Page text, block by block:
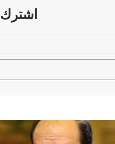
حسم الكابينة الوزارية يلزم
زيارة الزيدي إلى